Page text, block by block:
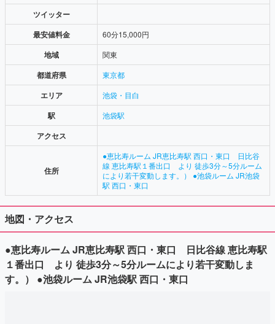
ツイッター
最安値料金
60分15,000円
地域 関東
都道府県 東京都
エリア 池袋・目白
駅 池袋駅
アクセス
住所
●恵比寿ルーム JR恵比寿駅 西口・東口 日比谷
線 恵比寿駅１番出口 より 徒歩3分～5分ルーム
により若干変動します。） ●池袋ルーム JR池袋
駅 西口・東口
地図・アクセス
●恵比寿ルーム JR恵比寿駅 西口・東口 日比谷線 恵比寿駅
１番出口 より 徒歩3分～5分ルームにより若干変動しま
す。） ●池袋ルーム JR池袋駅 西口・東口